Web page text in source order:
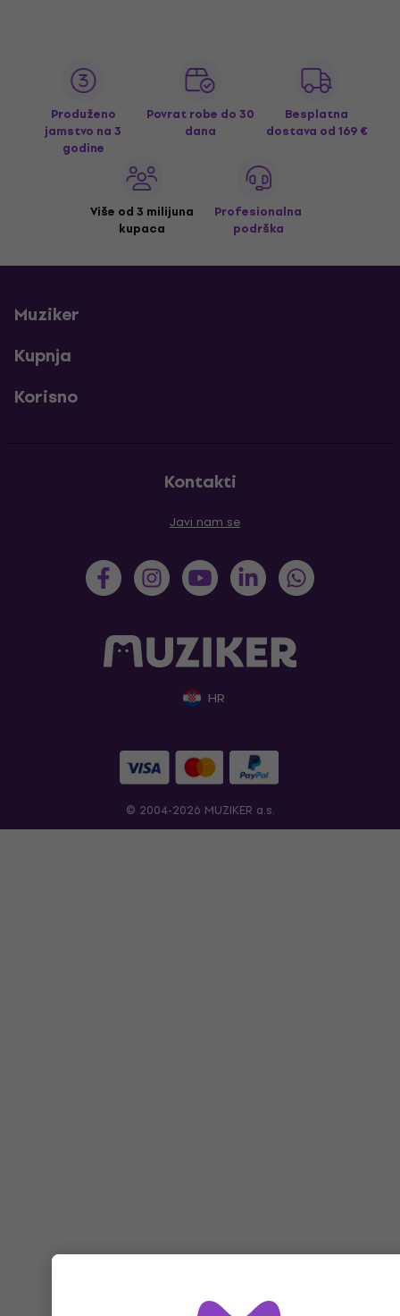
Produženo
jamstvo na 3
godine
Povrat robe do 30
dana
Besplatna
dostava od 169 €
Više od 3 milijuna
kupaca
Profesionalna
podrška
Muziker
Kupnja
Korisno
Kontakti
Javi nam se
HR
© 2004-2026 MUZIKER a.s.